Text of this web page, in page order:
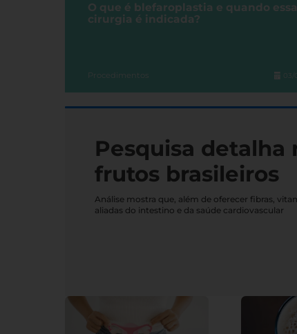
O que é blefaroplastia e quando essa
cirurgia é indicada?
Procedimentos
Pesquisa detalha
frutos brasileiros
Análise mostra que, além de oferecer fibras,
aliadas do intestino e da saúde cardiovascular